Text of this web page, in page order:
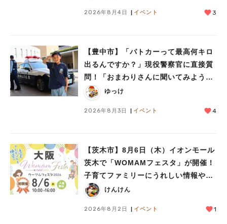
2026年8月4日 イベント 3
【豊中市】「パトカーって最高何キロ
出るんですか？」現役警察官に直接質
問！「おまわりさんに聞いてみよう」
に参加しました
ゆっけ
2026年8月3日 イベント 4
【茨木市】8月6日（木）イオンモール
茨木で「WOMAMフェスタ」が開催！
子育てファミリーにうれしい情報やプ
レゼントがいっぱい♪
けんけん
2026年8月2日 イベント 1